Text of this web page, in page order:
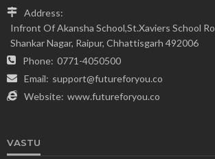
Address:
Infront Of Akansha School,St.Xaviers School
Shankar Nagar, Raipur, Chhattisgarh 492006
Phone: 0771-4050500
Email: support@futureforyou.co
Website: www.futureforyou.co
VASTU